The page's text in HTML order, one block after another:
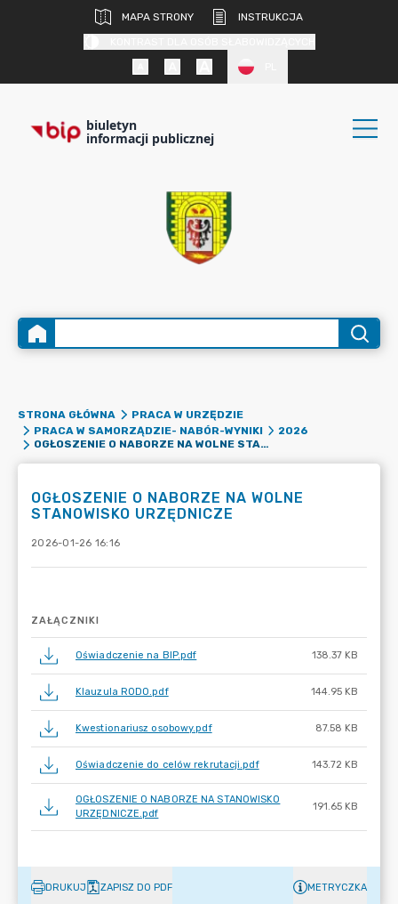
MAPA STRONY
INSTRUKCJA
biuletyn
informacji publicznej
STRONA GŁÓWNA
PRACA W URZĘDZIE
PRACA W SAMORZĄDZIE- NABÓR-WYNIKI
2026
OGŁOSZENIE O NABORZE NA WOLNE STANOWISKO URZĘDNICZE
OGŁOSZENIE O NABORZE NA WOLNE
STANOWISKO URZĘDNICZE
2026-01-26 16:16
ZAŁĄCZNIKI
Oświadczenie na BIP.pdf 138.37 KB
Klauzula RODO.pdf 144.95 KB
Kwestionariusz osobowy.pdf 87.58 KB
Oświadczenie do celów rekrutacji.pdf 143.72 KB
OGŁOSZENIE O NABORZE NA STANOWISKO
URZĘDNICZE.pdf
191.65 KB
DRUKUJ ZAPISZ DO PDF METRYCZKA